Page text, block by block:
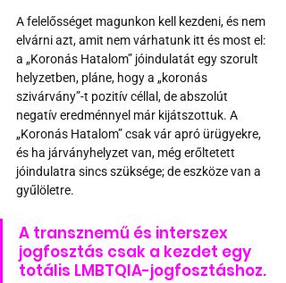
A felelősséget magunkon kell kezdeni, és nem
elvárni azt, amit nem várhatunk itt és most el:
a „Koronás Hatalom” jóindulatát egy szorult
helyzetben, pláne, hogy a „koronás
szivárvány”-t pozitív céllal, de abszolút
negatív eredménnyel már kijátszottuk. A
„Koronás Hatalom” csak vár apró ürügyekre,
és ha járványhelyzet van, még erőltetett
jóindulatra sincs szüksége; de eszköze van a
gyűlöletre.
A transznemű és interszex
jogfosztás csak a kezdet egy
totális LMBTQIA-jogfosztáshoz.